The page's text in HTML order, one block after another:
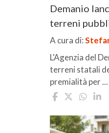
Demanio
terreni
A cura di:
L'Agenzia del
terreni statali
premialità per ...